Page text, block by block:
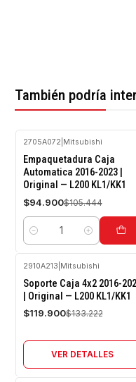
También podría
-10%
OFF
2705A072 Mitsubishi
Empaquetadura Caja
Automatica 2016-2023 |
Original — L200 KL1/KK1
$94.900$105.444
Cantidad
-10%
OFF
2910A213 Mitsubishi
Soporte Caja 4x2 2016-
| Original — L200 KL1/KK1
$119.900$133.222
VER DETALLES